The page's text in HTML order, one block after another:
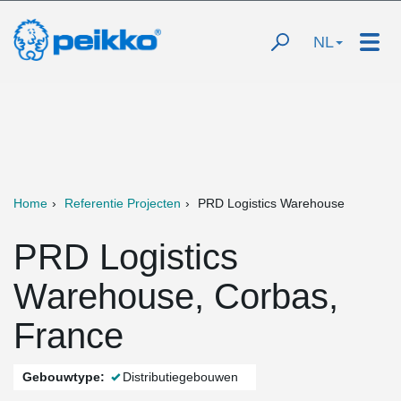
NL
Home Referentie Projecten PRD Logistics Warehouse
PRD Logistics
Warehouse, Corbas,
France
Gebouwtype: Distributiegebouwen